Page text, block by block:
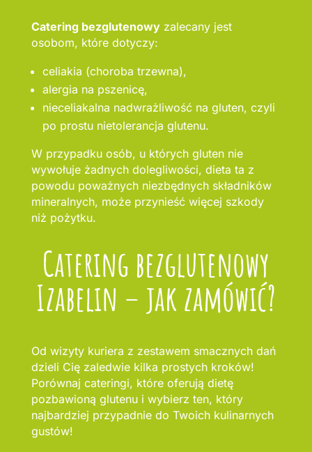
Catering bezglutenowyzalecany jest
osobom, które dotyczy:
celiakia (choroba trzewna),
alergia na pszenicę,
nieceliakalna nadwrażliwość na gluten, czyli
po prostu nietolerancja glutenu.
W przypadku osób, u których gluten nie
wywołuje żadnych dolegliwości, dieta ta z
powodu poważnych niezbędnych składników
mineralnych, może przynieść więcej szkody
niż pożytku.
Catering bezglutenowy
Izabelin – jak zamówić?
Od wizyty kuriera z zestawem smacznych dań
dzieli Cię zaledwie kilka prostych kroków!
Porównaj cateringi, które oferują dietę
pozbawioną glutenu i wybierz ten, który
najbardziej przypadnie do Twoich kulinarnych
gustów!